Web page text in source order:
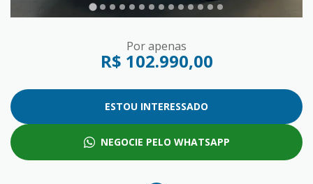
Por apenas
R$ 102.990,00
ESTOU INTERESSADO
NEGOCIE PELO WHATSAPP